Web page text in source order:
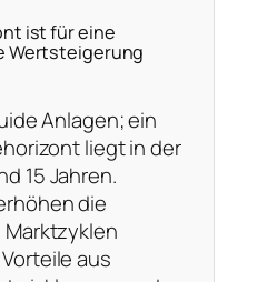
ist für eine
Wertsteigerung
Anlagen; ein
liegt in der
15 Jahren.
die
aus